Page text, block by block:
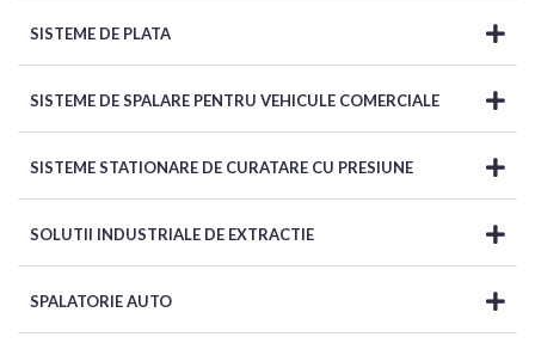
SISTEME DE PLATA
SISTEME DE SPALARE PENTRU VEHICULE COMERCIALE
SISTEME STATIONARE DE CURATARE CU PRESIUNE
SOLUTII INDUSTRIALE DE EXTRACTIE
SPALATORIE AUTO